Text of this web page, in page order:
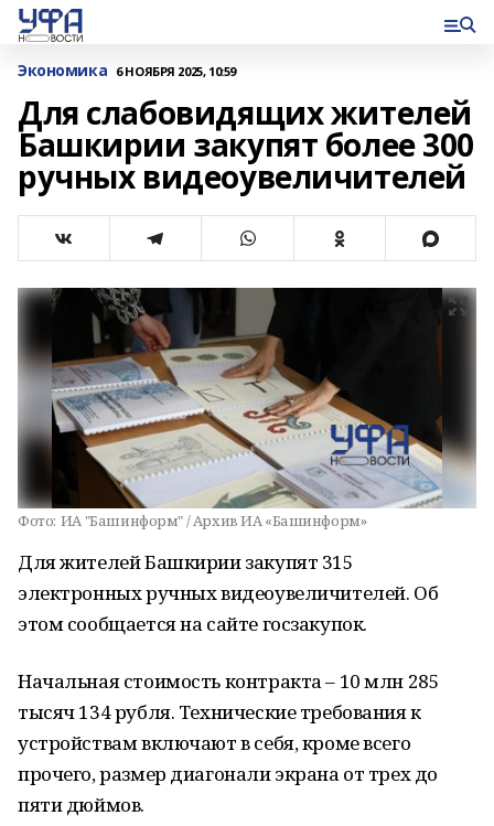
Экономика 6 НОЯБРЯ 2025, 10:59
Для слабовидящих жителей
Башкирии закупят более 300
ручных видеоувеличителей
Фото: ИА "Башинформ" / Архив ИА «Башинформ»
Для жителей Башкирии закупят 315
электронных ручных видеоувеличителей. Об
этом сообщается на сайте госзакупок.
Начальная стоимость контракта – 10 млн 285
тысяч 134 рубля. Технические требования к
устройствам включают в себя, кроме всего
прочего, размер диагонали экрана от трех до
пяти дюймов.